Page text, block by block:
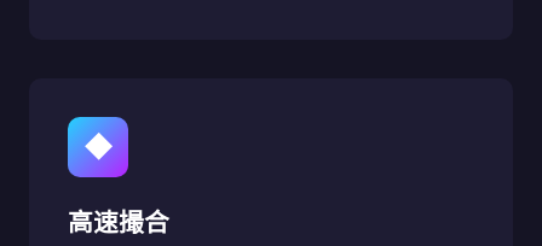
◆
高速撮合